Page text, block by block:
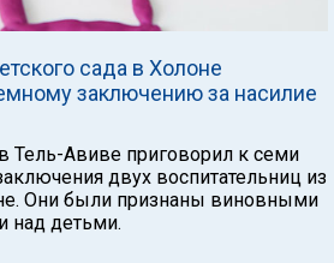
сада в Холоне
заключению за насилие
Тель-Авиве приговорил к семи
двух воспитательниц из
Они были признаны виновными
над детьми.